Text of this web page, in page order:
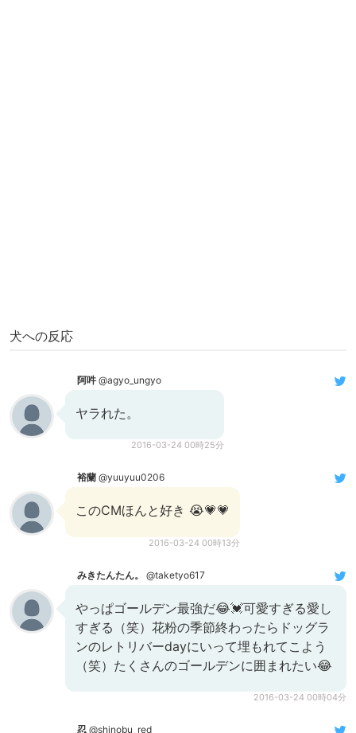
犬への反応
阿吽@agyo_ungyo
ヤラれた。
2016-03-24 00時25分
裕蘭 @yuuyuu0206
このCMほんと好き 😭💗💗
2016-03-24 00時13分
みきたんたん。 @taketyo617
やっぱゴールデン最強だ😂💓可愛すぎる愛し
すぎる（笑）花粉の季節終わったらドッグラ
ンのレトリバーdayにいって埋もれてこよう
（笑）たくさんのゴールデンに囲まれたい😂
2016-03-24 00時04分
忍 @shinobu_red